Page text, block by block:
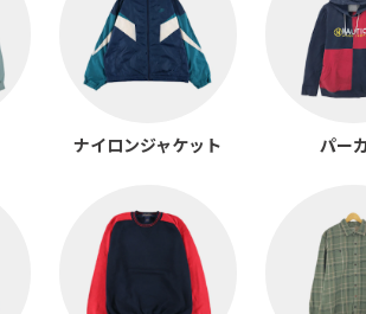
ナイロンジャケット パー